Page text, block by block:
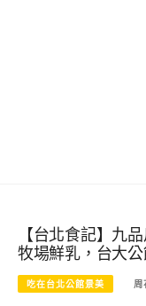
【台北食記】九
牧場鮮乳，台大
吃在台北公館景美 周